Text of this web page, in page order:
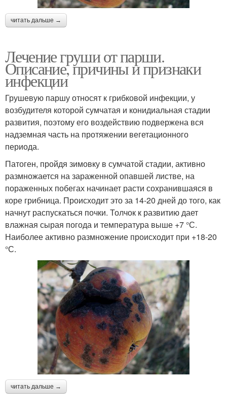
читать дальше →
Лечение груши от парши.
Описание, причины и признаки
инфекции
Грушевую паршу относят к грибковой инфекции, у
возбудителя которой сумчатая и конидиальная стадии
развития, поэтому его воздействию подвержена вся
надземная часть на протяжении вегетационного
периода.
Патоген, пройдя зимовку в сумчатой стадии, активно
размножается на зараженной опавшей листве, на
пораженных побегах начинает расти сохранившаяся в
коре грибница. Происходит это за 14-20 дней до того, как
начнут распускаться почки. Толчок к развитию дает
влажная сырая погода и температура выше +7 °С.
Наиболее активно размножение происходит при +18-20
°С.
читать дальше →